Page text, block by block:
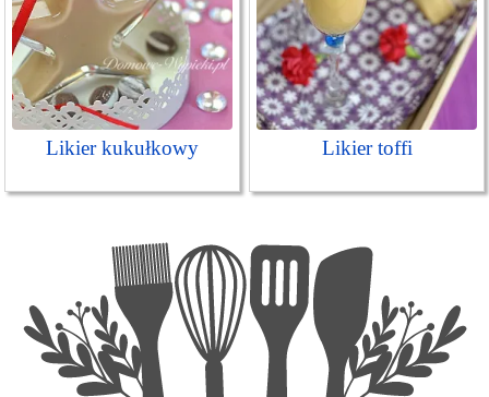
Likier kukułkowy Likier toffi